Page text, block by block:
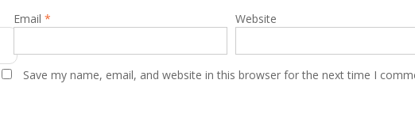
Email* Website
Save my name, email, and website in this browser for the next time I